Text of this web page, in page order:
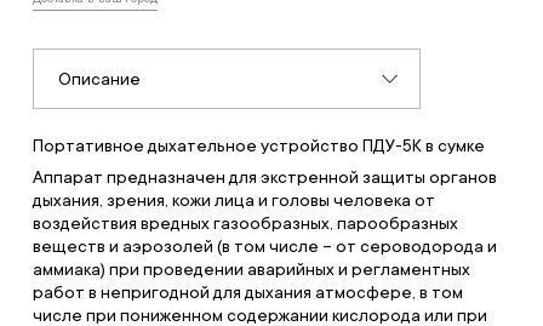
Описание
Портативное дыхательное устройство ПДУ-5К в сумке
Аппарат предназначен для экстренной защиты органов
дыхания, зрения, кожи лица и головы человека от
воздействия вредных газообразных, парообразных
веществ и аэрозолей (в том числе – от сероводорода и
аммиака) при проведении аварийных и регламентных
работ в непригодной для дыхания атмосфере, в том
числе при пониженном содержании кислорода или при